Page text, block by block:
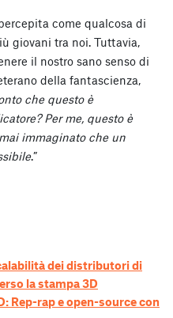
come qualcosa di
giovani tra noi. Tuttavia,
il nostro sano senso di
della fantascienza,
che questo è
Per me, questo è
immaginato che un
.”
dei distributori di
la stampa 3D
Rep-rap e open-source con